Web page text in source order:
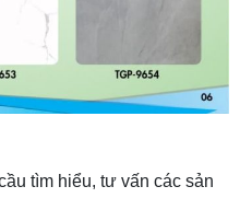
tìm hiểu, tư vấn các sản